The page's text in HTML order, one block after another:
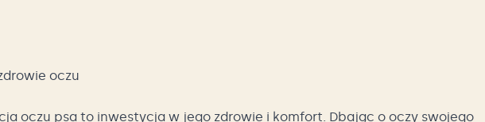
oczu
oczu psa to inwestycja w jego zdrowie i komfort. Dbając o oczy swojego